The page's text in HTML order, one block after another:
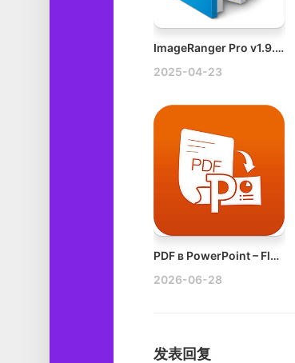
ImageRanger Pro v1.9.6.1888 Win图片管理软件破解版
2025-04-23
PDF в PowerPoint – Flyingbee v10.2.4 Mac PDF转PowerPoint工具破解版
2026-06-28
发表回复